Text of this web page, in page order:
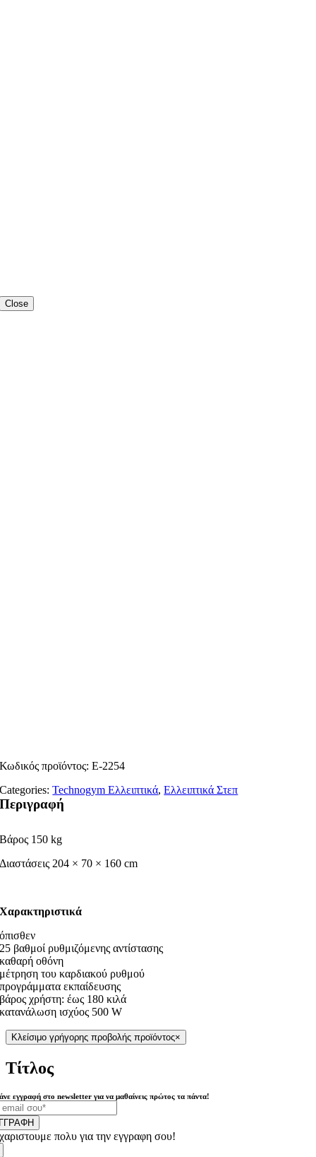
Close
Κωδικός προϊόντος:E-2254
Categories:Technogym Ελλειπτικά,Ελλειπτικά Στεπ
Περιγραφή
Βάρος 150 kg
Διαστάσεις 204 × 70 × 160 cm
Χαρακτηριστικά
όπισθεν
25 βαθμοί ρυθμιζόμενης αντίστασης
καθαρή οθόνη
μέτρηση του καρδιακού ρυθμού
προγράμματα εκπαίδευσης
βάρος χρήστη: έως 180 κιλά
κατανάλωση ισχύος 500 W
Κλείσιμο γρήγορης προβολής προϊόντος×
Τίτλος
εγγραφή στο newsletter για να μαθαίνεις πρώτος τα πάντα!
πολυ για την εγγραφη σου!